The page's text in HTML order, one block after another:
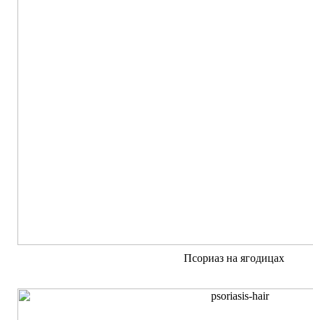
Псориаз на ягодицах